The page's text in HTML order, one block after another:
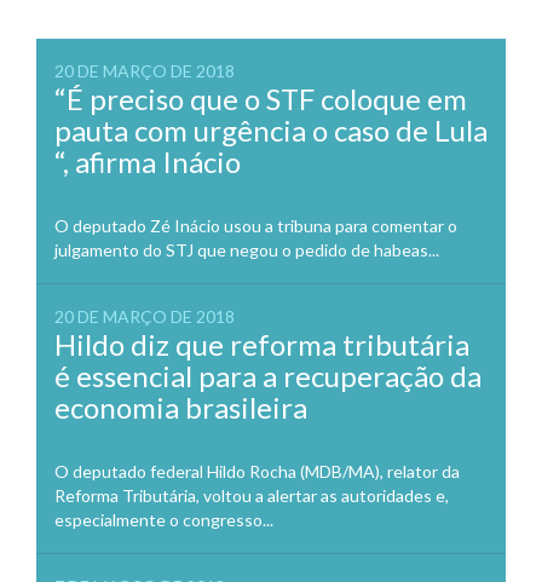
20 DE MARÇO DE 2018
“É preciso que o STF coloque em
pauta com urgência o caso de Lula
“, afirma Inácio
O deputado Zé Inácio usou a tribuna para comentar o
julgamento do STJ que negou o pedido de habeas...
20 DE MARÇO DE 2018
Hildo diz que reforma tributária
é essencial para a recuperação da
economia brasileira
O deputado federal Hildo Rocha (MDB/MA), relator da
Reforma Tributária, voltou a alertar as autoridades e,
especialmente o congresso...